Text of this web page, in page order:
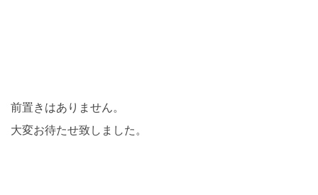
前置きはありません。
大変お待たせ致しました。